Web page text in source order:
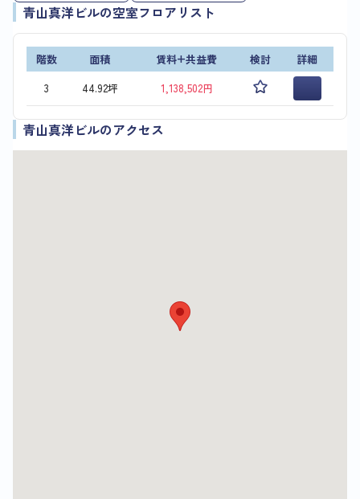
青山真洋ビルの空室フロアリスト
階数 面積 賃料+共益費 検討
詳細
3
44.92坪 1,138,502円
青山真洋ビルのアクセス